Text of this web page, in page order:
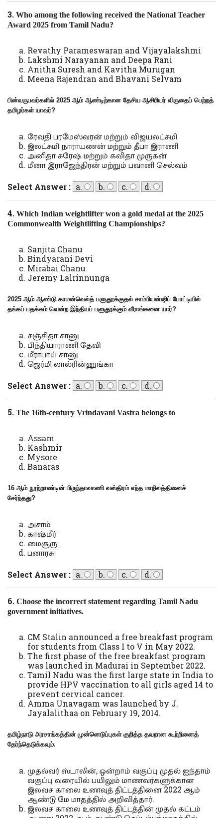
3.Who among the following received the National Teacher
Award 2025 from Tamil Nadu?
Revathy Parameswaran and Vijayalakshmi
Lakshmi Narayanan and Deepa Rani
Anitha Suresh and Kavitha Murugan
Meena Rajendran and Bhavani Selvam
பின்வருபவர்களில் 2025 ஆம் ஆண்டிற்கான தேசிய ஆசிரியர் விருதைப் பெற்றத்
தமிழர்கள் யாவர்?
ரேவதி பரமேஸ்வரன் மற்றும் விஜயலட்சுமி
இலட்சுமி நாராயணன் மற்றும் தீபா இராணி
அனிதா சுரேஷ் மற்றும் கவிதா முருகன்
மீனா இராஜேந்திரன் மற்றும் பவானி செல்வம்
Select Answer : a. b. c. d.
4.Which Indian weightlifter won a gold medal at the 2025
Commonwealth Weightlifting Championships?
Sanjita Chanu
Bindyarani Devi
Mirabai Chanu
Jeremy Lalrinnunga
2025 ஆம் ஆண்டு காமன்வெல்த் பளுதூக்குதல் சாம்பியன்ஷிப் போட்டியில்
தங்கப் பதக்கம் வென்ற இந்தியப் பளுதூக்கும் வீராங்கனை யார்?
சஞ்சிதா சானு
பிந்தியாராணி தேவி
மீராபாய் சானு
ஜெர்மி லால்ரின்னுங்கா
Select Answer : a. b. c. d.
5.The 16th-century Vrindavani Vastra belongs to
Assam
Kashmir
Mysore
Banaras
16 ஆம் நூற்றாண்டின் பிருந்தாவாணி வஸ்திரம் எந்த மாநிலத்தினைச்
சேர்ந்தது?
அசாம்
காஷ்மீர்
மைசூரு
பனாரசு
Select Answer : a. b. c. d.
6.Choose theincorrect statement regarding Tamil Nadu
government initiatives.
CM Stalin announced a free breakfast program
for students from Class I to V in May 2022.
The first phase of the free breakfast program
was launched in Madurai in September 2022.
Tamil Nadu was the first large state in India to
provide HPV vaccination to all girls aged 14 to
prevent cervical cancer.
Amma Unavagam was launched by J.
Jayalalithaa on February 19, 2014.
தமிழ்நாடு அரசாங்கத்தின் முன்னெடுப்புகள் குறித்த தவறான கூற்றினைத்
தேர்ந்தெடுக்கவும்.
முதல்வர் ஸ்டாலின், ஒன்றாம் வகுப்பு முதல் ஐந்தாம்
வகுப்பு வரையில் பயிலும் மாணவர்களுக்கான
இலவச காலை உணவுத் திட்டத்தினை 2022 ஆம்
ஆண்டு மே மாதத்தில் அறிவித்தார்.
இலவச காலை உணவுத் திட்டத்தின் முதல் கட்டம்